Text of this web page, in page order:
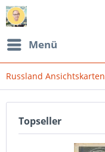
Menü
Russland Ansichtskarten
Topseller